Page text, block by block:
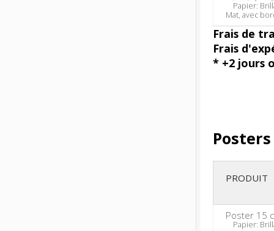
Papier:
Mat, avec
Frais de
Frais
* +2 jours
PRODUIT
Poster 15
Papier: